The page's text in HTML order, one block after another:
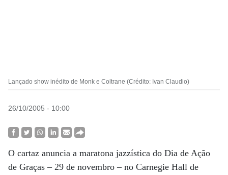
Lançado show inédito de Monk e Coltrane (Crédito: Ivan Claudio)
26/10/2005 - 10:00
O cartaz anuncia a maratona jazzística do Dia de Ação
de Graças – 29 de novembro – no Carnegie Hall de